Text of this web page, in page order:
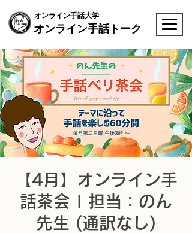
オンライン手話大学
オンライン手話トーク
【4月】オンライン手
話茶会 | 担当：のん
先生 (通訳なし)